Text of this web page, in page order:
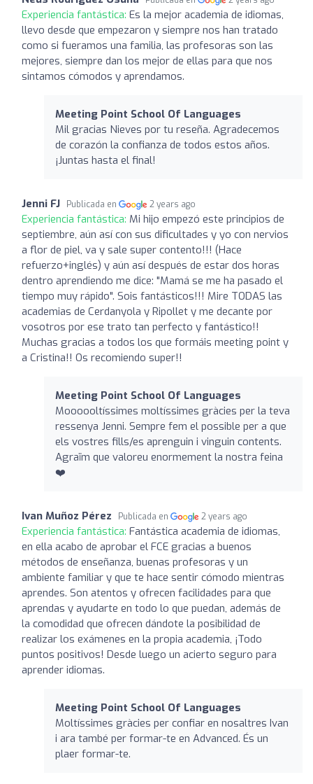
Experiencia fantástica: Es la mejor academia de idiomas,
llevo desde que empezaron y siempre nos han tratado
como si fueramos una familia, las profesoras son las
mejores, siempre dan los mejor de ellas para que nos
sintamos cómodos y aprendamos.
Meeting Point School Of Languages
Mil gracias Nieves por tu reseña. Agradecemos
de corazón la confianza de todos estos años.
¡Juntas hasta el final!
Jenni FJ Publicada en 2 years ago
Experiencia fantástica: Mi hijo empezó este principios de
septiembre, aún así con sus dificultades y yo con nervios
a flor de piel, va y sale super contento!!! (Hace
refuerzo+inglés) y aún así después de estar dos horas
dentro aprendiendo me dice: "Mamá se me ha pasado el
tiempo muy rápido". Sois fantásticos!!! Mire TODAS las
academias de Cerdanyola y Ripollet y me decante por
vosotros por ese trato tan perfecto y fantástico!!
Muchas gracias a todos los que formáis meeting point y
a Cristina!! Os recomiendo super!!
Meeting Point School Of Languages
Moooooltíssimes moltíssimes gràcies per la teva
ressenya Jenni. Sempre fem el possible per a que
els vostres fills/es aprenguin i vinguin contents.
Agraïm que valoreu enormement la nostra feina
❤️
Ivan Muñoz Pérez Publicada en 2 years ago
Experiencia fantástica: Fantástica academia de idiomas,
en ella acabo de aprobar el FCE gracias a buenos
métodos de enseñanza, buenas profesoras y un
ambiente familiar y que te hace sentir cómodo mientras
aprendes. Son atentos y ofrecen facilidades para que
aprendas y ayudarte en todo lo que puedan, además de
la comodidad que ofrecen dándote la posibilidad de
realizar los exámenes en la propia academia, ¡Todo
puntos positivos! Desde luego un acierto seguro para
aprender idiomas.
Meeting Point School Of Languages
Moltíssimes gràcies per confiar en nosaltres Ivan
i ara també per formar-te en Advanced. És un
plaer formar-te.